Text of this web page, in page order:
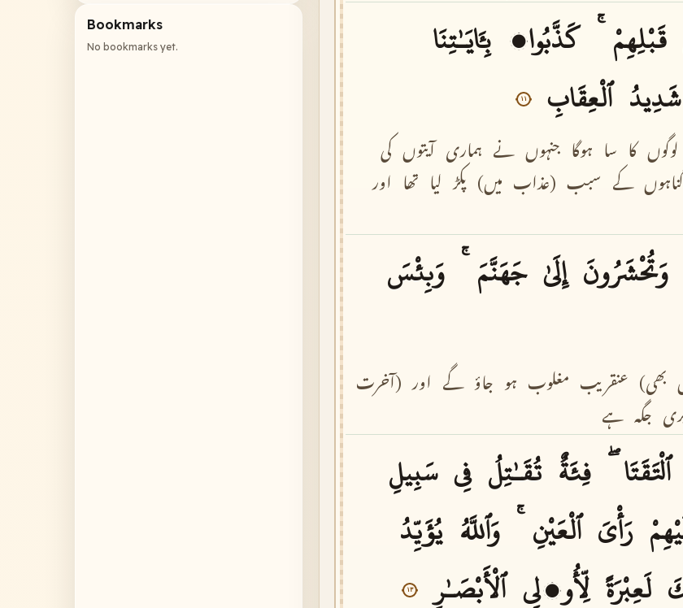
41. Fussilat
Bookmarks
No bookmarks yet. قَبْلِهِمْ كَذَّبُوا۟ بِـَٔايَـٰتِنَا
شَدِيدُ ٱلْعِقَابِ ١١
لوگوں کا سا ہوگا جنہوں نے ہماری آیتوں کی
گناہوں کے سبب (عذاب میں) پکڑ لیا تھا اور
وَتُحْشَرُونَ إِلَىٰ جَهَنَّمَ
وَبِئْسَ
بھی) عنقریب مغلوب ہو جاؤ گے اور (آخرت
جگہ ہے
ٱلْتَقَتَا فِئَةٌ تُقَـٰتِلُ فِى سَبِيلِ
رَأْىَ ٱلْعَيْنِ وَٱللَّهُ يُؤَيِّدُ
لَعِبْرَةً لِّأُو۟لِى ٱلْأَبْصَـٰرِ ١٣